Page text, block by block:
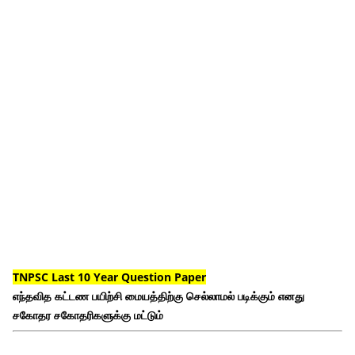
TNPSC Last 10 Year Question Paper
எந்தவித கட்டண பயிற்சி மையத்திற்கு செல்லாமல் படிக்கும் எனது
சகோதர சகோதரிகளுக்கு மட்டும்